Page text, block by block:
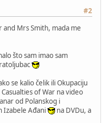
#2
and Mrs Smith, mada me
što sam imao sam
se kalio čelik ili Okupaciju
of War na video
od Polanskog i
Izabele Ađani
na DVDu, a